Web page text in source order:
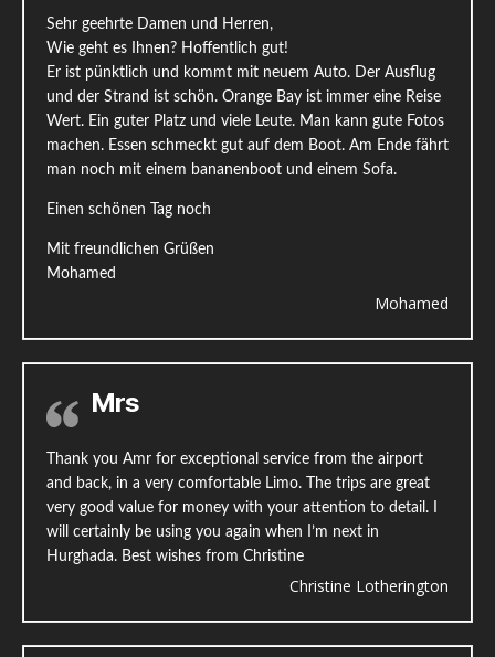
Sehr geehrte Damen und Herren,
Wie geht es Ihnen? Hoffentlich gut!
Er ist pünktlich und kommt mit neuem Auto. Der Ausflug
und der Strand ist schön. Orange Bay ist immer eine Reise
Wert. Ein guter Platz und viele Leute. Man kann gute Fotos
machen. Essen schmeckt gut auf dem Boot. Am Ende fährt
man noch mit einem bananenboot und einem Sofa.
Einen schönen Tag noch
Mit freundlichen Grüßen
Mohamed
Mohamed
Mrs
Thank you Amr for exceptional service from the airport
and back, in a very comfortable Limo. The trips are great
very good value for money with your attention to detail. I
will certainly be using you again when I’m next in
Hurghada. Best wishes from Christine
Christine Lotherington